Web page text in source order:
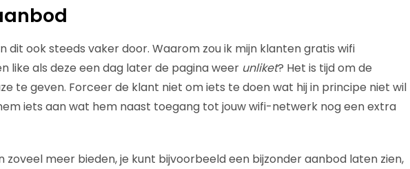
dit ook steeds vaker door. Waarom zou ik mijn klanten gratis wifi
like als deze een dag later de pagina weer unliket? Het is tijd om de
te geven. Forceer de klant niet om iets te doen wat hij in principe niet wil
iets aan wat hem naast toegang tot jouw wifi-netwerk nog een extra
meer bieden, je kunt bijvoorbeeld een bijzonder aanbod laten zien,